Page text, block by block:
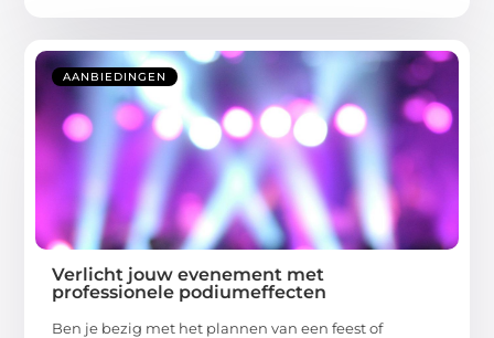
AANBIEDINGEN
Verlicht jouw evenement met
professionele podiumeffecten
Ben je bezig met het plannen van een feest of